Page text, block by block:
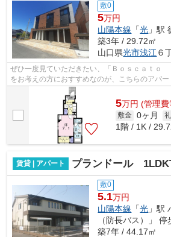
敷0
5万円
山陽本線 「光 」駅
築3年 / 29.72㎡
山口県光市浅江 ６
ぜひ一度見ていただきたい、「Ｂｏｓｃａｔ
をお考えの方におすすめなのが、こちらのアパー
た物件です。当社には光市エリアの賃貸...
5万円 (管理
敷金 0ヶ月
1階 / 1K /
賃貸 | アパート プランドール
敷0
5.1万円
山陽本線 「光 」駅
（防長バス）」 停
築7年 / 44.17㎡